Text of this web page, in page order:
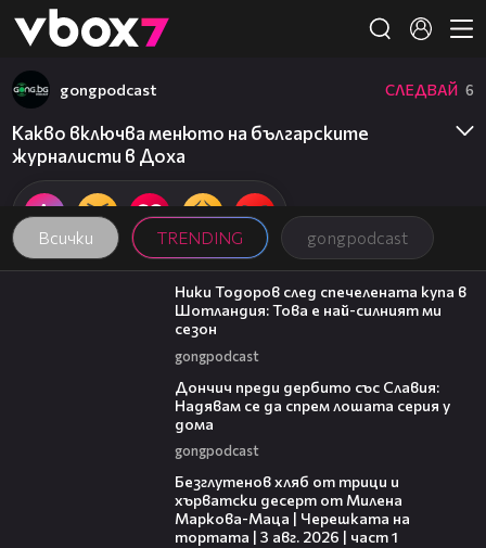
👾
Всички TRENDING gongpodcast
gongpodcast СЛЕДВАЙ 6
Какво включва менюто на българските
журналисти в Доха
17:33
Ники Тодоров след спечелената купа в
Шотландия: Това е най-силният ми
сезон
gongpodcast
Дончич преди дербито със Славия:
Надявам се да спрем лошата серия у
дома
gongpodcast
Безглутенов хляб от трици и
хърватски десерт от Милена
Маркова-Маца | Черешката на
тортата | 3 авг. 2026 | част 1